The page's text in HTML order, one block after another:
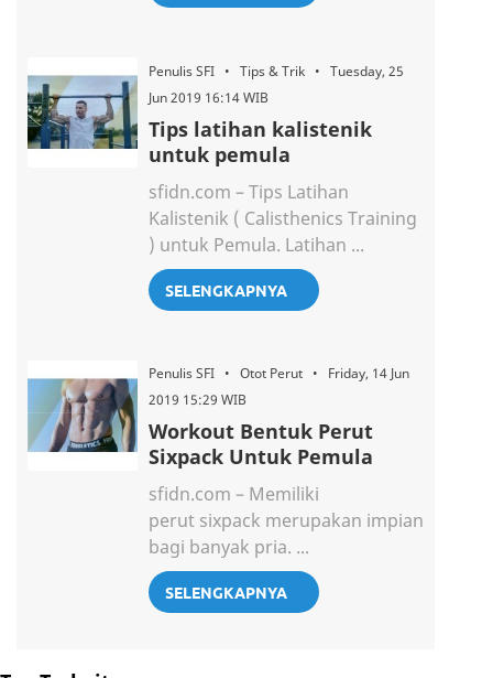
Penulis SFI • Tips & Trik • Tuesday, 25
Jun 2019 16:14 WIB
Tips latihan kalistenik
untuk pemula
sfidn.com – Tips Latihan
Kalistenik ( Calisthenics Training
) untuk Pemula. Latihan ...
SELENGKAPNYA
Penulis SFI • Otot Perut • Friday, 14 Jun
2019 15:29 WIB
Workout Bentuk Perut
Sixpack Untuk Pemula
sfidn.com – Memiliki
perut sixpack merupakan impian
bagi banyak pria. ...
SELENGKAPNYA